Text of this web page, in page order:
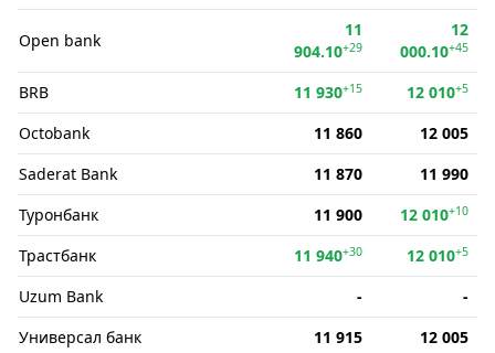
Open bank
11
904.10+29
12
000.10+45
BRB 11 930+15 12 010+5
Octobank 11 860
12 005
Saderat Bank
11 870
11 990
Туронбанк
11 900 12 010+10
Трастбанк 11 940+30 12 010+5
Uzum Bank -
-
Универсал банк
11 915
12 005